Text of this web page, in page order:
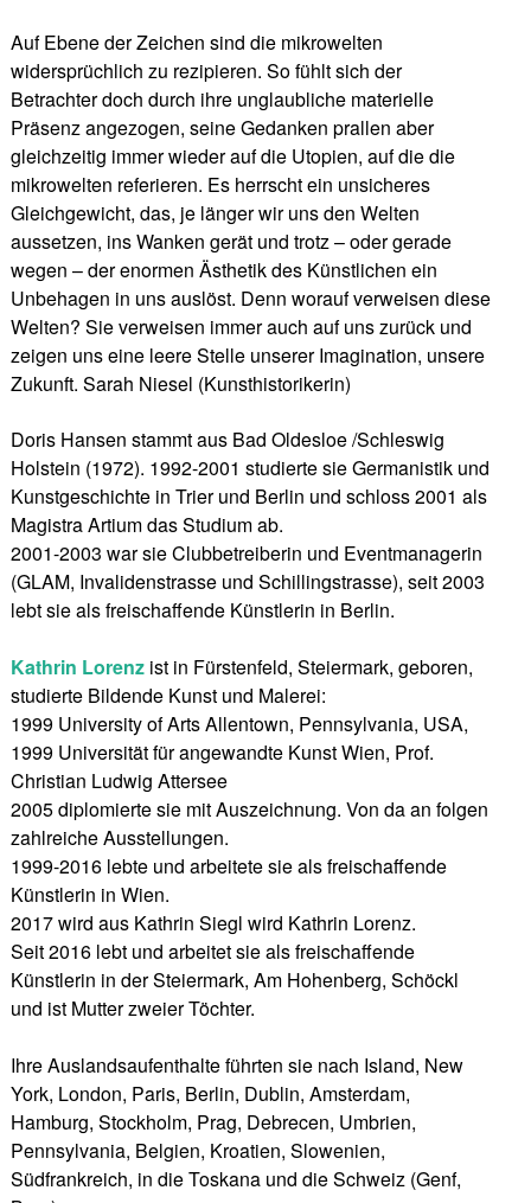
Auf Ebene der Zeichen sind die mikrowelten
widersprüchlich zu rezipieren. So fühlt sich der
Betrachter doch durch ihre unglaubliche materielle
Präsenz angezogen, seine Gedanken prallen aber
gleichzeitig immer wieder auf die Utopien, auf die die
mikrowelten referieren. Es herrscht ein unsicheres
Gleichgewicht, das, je länger wir uns den Welten
aussetzen, ins Wanken gerät und trotz – oder gerade
wegen – der enormen Ästhetik des Künstlichen ein
Unbehagen in uns auslöst. Denn worauf verweisen diese
Welten? Sie verweisen immer auch auf uns zurück und
zeigen uns eine leere Stelle unserer Imagination, unsere
Zukunft. Sarah Niesel (Kunsthistorikerin)
Doris Hansen stammt aus Bad Oldesloe /Schleswig
Holstein (1972). 1992-2001 studierte sie Germanistik und
Kunstgeschichte in Trier und Berlin und schloss 2001 als
Magistra Artium das Studium ab.
2001-2003 war sie Clubbetreiberin und Eventmanagerin
(GLAM, Invalidenstrasse und Schillingstrasse), seit 2003
lebt sie als freischaffende Künstlerin in Berlin.
Kathrin Lorenz ist in Fürstenfeld, Steiermark, geboren,
studierte Bildende Kunst und Malerei:
1999 University of Arts Allentown, Pennsylvania, USA,
1999 Universität für angewandte Kunst Wien, Prof.
Christian Ludwig Attersee
2005 diplomierte sie mit Auszeichnung. Von da an folgen
zahlreiche Ausstellungen.
1999-2016 lebte und arbeitete sie als freischaffende
Künstlerin in Wien.
2017 wird aus Kathrin Siegl wird Kathrin Lorenz.
Seit 2016 lebt und arbeitet sie als freischaffende
Künstlerin in der Steiermark, Am Hohenberg, Schöckl
und ist Mutter zweier Töchter.
Ihre Auslandsaufenthalte führten sie nach Island, New
York, London, Paris, Berlin, Dublin, Amsterdam,
Hamburg, Stockholm, Prag, Debrecen, Umbrien,
Pennsylvania, Belgien, Kroatien, Slowenien,
Südfrankreich, in die Toskana und die Schweiz (Genf,